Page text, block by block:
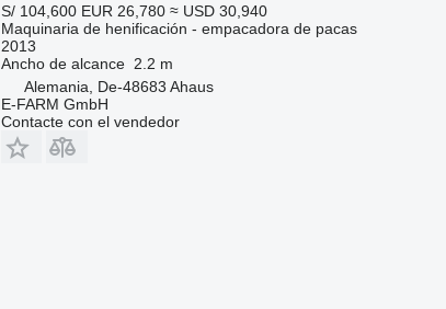
S/ 104,600 EUR 26,780 ≈ USD 30,940
Maquinaria de henificación - empacadora de pacas
2013
Ancho de alcance 2.2 m
Alemania, De-48683 Ahaus
E-FARM GmbH
Contacte con el vendedor